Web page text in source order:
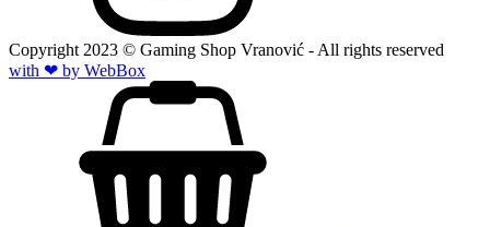
Copyright 2023 © Gaming Shop Vranović - All rights reserved
with ❤ by WebBox